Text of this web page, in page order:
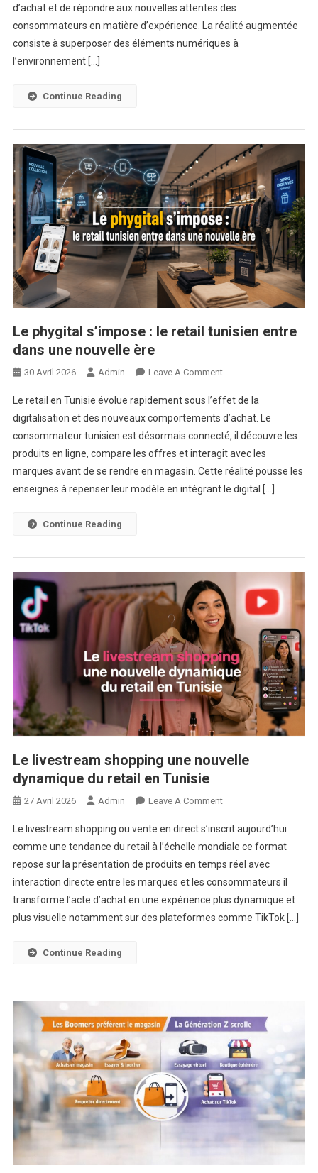
Et
VR
Dans
d’achat et de répondre aux nouvelles attentes des
consommateurs en matière d’expérience. La réalité augmentée
consiste à superposer des éléments numériques à
l’environnement […]
Continue Reading
Le phygital s’impose : le retail tunisien entre
dans une nouvelle ère
30 Avril 2026 Admin Leave A CommentOn
Phygital
S’impose
:
Le
Retail
Tunisien
Le retail en Tunisie évolue rapidement sous l’effet de la
digitalisation et des nouveaux comportements d’achat. Le
consommateur tunisien est désormais connecté, il découvre les
produits en ligne, compare les offres et interagit avec les
marques avant de se rendre en magasin. Cette réalité pousse les
enseignes à repenser leur modèle en intégrant le digital […]
Continue Reading
Le livestream shopping une nouvelle
dynamique du retail en Tunisie
27 Avril 2026 Admin Leave A CommentOn
Livestream
Shopping
Une
Nouvelle
Dynamique
Du
Le livestream shopping ou vente en direct s’inscrit aujourd’hui
comme une tendance du retail à l’échelle mondiale ce format
repose sur la présentation de produits en temps réel avec
interaction directe entre les marques et les consommateurs il
transforme l’acte d’achat en une expérience plus dynamique et
plus visuelle notamment sur des plateformes comme TikTok […]
Continue Reading